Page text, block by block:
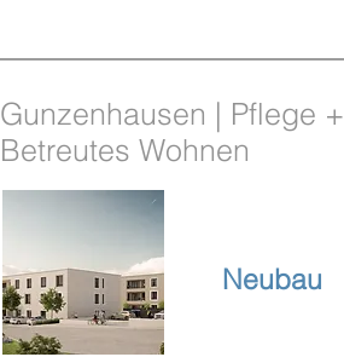
Gunzenhausen | Pflege +
Betreutes Wohnen
Neubau